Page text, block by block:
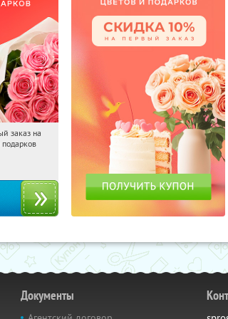
Получили:
заказ на
Документы